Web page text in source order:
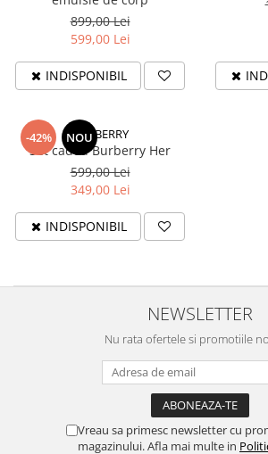
899,00 Lei
599,00 Lei
INDISPONIBIL
-42% NOU
BURBERRY
Set cadou Burberry Her
599,00 Lei
349,00 Lei
INDISPONIBIL
NEWSLETTER
Nu rata ofertele si promotiile
Vreau sa primesc newsletter cu
magazinului. Afla mai multe in